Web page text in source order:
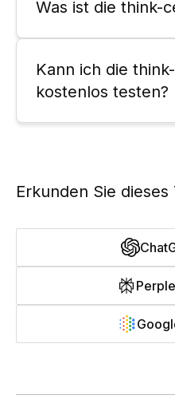
Was ist die think-
Kann ich die
kostenlos testen?
Erkunden Sie